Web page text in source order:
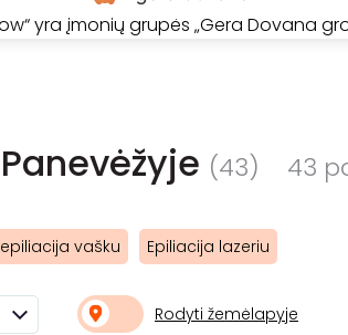
yra įmonių grupės „Gera Dovana
(43) 43
vašku Epiliacija lazeriu
Rodyti žemėlapyje